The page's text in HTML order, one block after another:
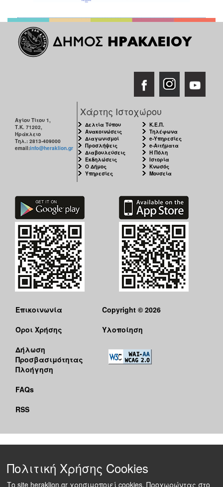
Αγίου Τίτου 1,
Τ.Κ. 71202,
Ηράκλειο
Τηλ.: 2813-409000
email:info@heraklion.gr
Χάρτης Ιστοχώρου
Δελτία Τύπου
Ανακοινώσεις
Διαγωνισμοί
Προσλήψεις
Διαβουλεύσεις
Εκδηλώσεις
Ο Δήμος
Υπηρεσίες
Κ.Ε.Π.
Τηλέφωνα
e-Υπηρεσίες
e-Αιτήματα
Η Πόλη
Ιστορία
Κνωσός
Μουσεία
Επικοινωνία
Όροι Χρήσης
Δήλωση
Προσβασιμότητας
Πλοήγηση
FAQs
RSS
Copyright © 2026
Υλοποίηση
Πολιτική Χρήσης Cookies
Το site heraklion.gr χρησιμοποιεί cookies. Προχωρώντας στο